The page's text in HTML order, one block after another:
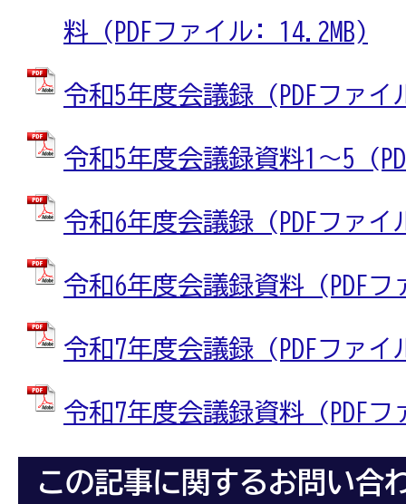
料 (PDFファイル: 14.2MB)
令和5年度会議録 (PDFファイ
令和5年度会議録資料1～5
令和6年度会議録 (PDFファ
令和6年度会議録資料 (PDF
令和7年度会議録 (PDFファ
令和7年度会議録資料 (PDF
この記事に関するお問い合